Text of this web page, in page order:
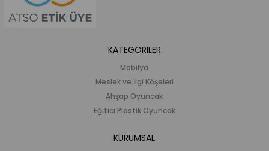
KATEGORİLER
Mobilya
Meslek ve İlgi Köşeleri
Ahşap Oyuncak
Eğitici Plastik Oyuncak
KURUMSAL